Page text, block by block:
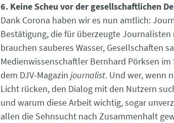
6. Keine Scheu vor der gesellschaftlichen
Dank Corona haben wir es nun amtlich:
Bestätigung, die für überzeugte
brauchen sauberes Wasser, Gesellschaften
Medienwissenschaftler Bernhard Pörksen
dem DJV-Magazin journalist. Und wer, wenn
Licht rücken, den Dialog mit den Nutzern
und warum diese Arbeit wichtig, sogar
allen die Sehnsucht nach Zusammenhalt